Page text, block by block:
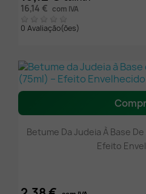
16,14 € com IVA
0 Avaliação(ões)
Betume Da Judeia À Base
Efeito